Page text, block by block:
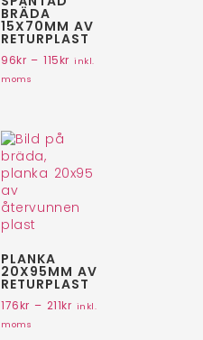
BRÄDA
15X70MM AV
RETURPLAST
96kr – 115kr inkl.
moms
PLANKA
20X95MM AV
RETURPLAST
176kr – 211kr inkl.
moms